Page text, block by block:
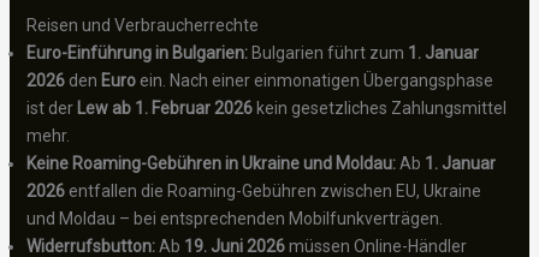
Reisen und Verbraucherrechte
Euro-Einführung in Bulgarien: Bulgarien führt zum 1. Januar
2026den Euroein. Nach einer einmonatigen Übergangsphase
ist der Lew ab 1. Februar 2026kein gesetzliches Zahlungsmittel
mehr.
Keine Roaming-Gebühren in Ukraine und Moldau:Ab 1. Januar
2026entfallen die Roaming-Gebühren zwischen EU, Ukraine
und Moldau – bei entsprechenden Mobilfunkverträgen.
Widerrufsbutton:Ab 19. Juni 2026müssen Online-Händler